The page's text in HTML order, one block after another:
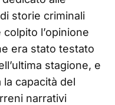
storie criminali
l’opinione
era stato testato
stagione, e
capacità del
narrativi